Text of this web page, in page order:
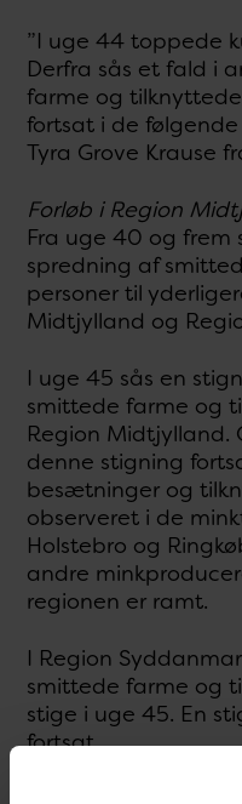
”I uge 44 toppede
Derfra sås et fald i
farme og
fortsat i de
Tyra Grove Krause
Forløb i Region
Fra uge 40 og frem
spredning af
personer til
Midtjylland og
I uge 45 sås en
smittede farme og
Region Midtjylland.
denne stigning
besætninger og
observeret i de
Holstebro og
andre
regionen er ramt.
I Region
smittede farme og
stige i uge 45. En
fortsat.